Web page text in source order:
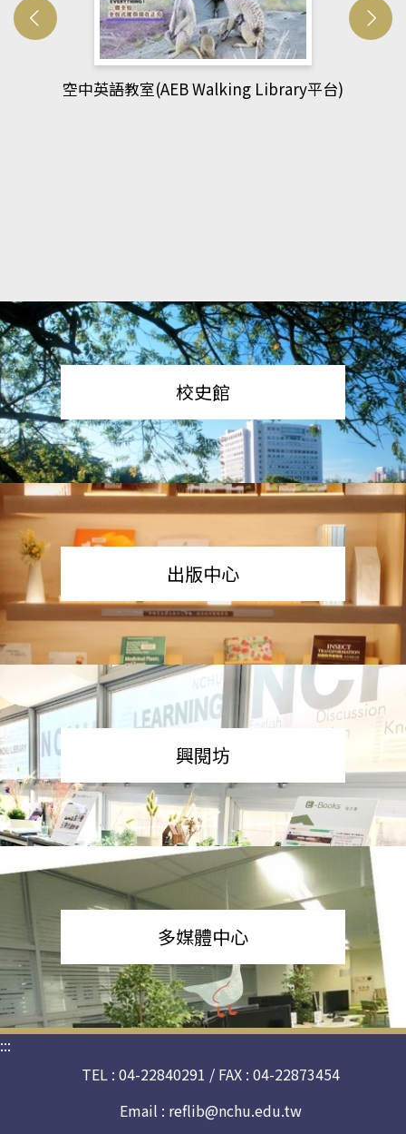
網管人(kono平台)
校史館
出版中心
興閱坊
多媒體中心
:::
TEL : 04-22840291 / FAX : 04-22873454
Email : reflib@nchu.edu.tw